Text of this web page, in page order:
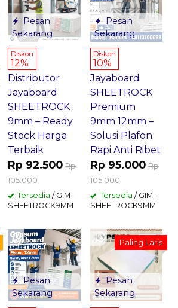
Pesan
Sekarang
Diskon
12%
Distributor
Jayaboard
SHEETROCK
9mm – Ready
Stock Harga
Terbaik
Rp 92.500 Rp
105.000
Tersedia / GIM-
SHEETROCK9MM
Pesan
Sekarang
Diskon
10%
Jayaboard
SHEETROCK
Premium
9mm 12mm –
Solusi Plafon
Rapi Anti Ribet
Rp 95.000 Rp
105.000
Tersedia / GIM-
SHEETROCK9MM
Pesan
Sekarang
Pesan
Sekarang
Paling Laris